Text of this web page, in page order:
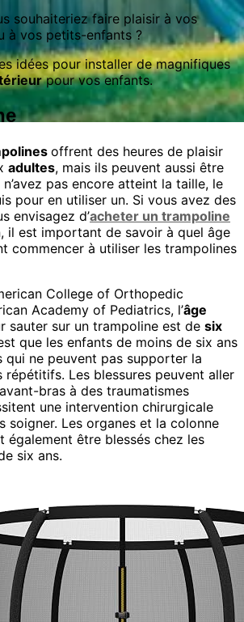
souhaiteriez faire plaisir à vos
à vos petits-enfants ?
idées pour installer de magnifiques
pour vos enfants.
offrent des heures de plaisir
adultes, mais ils peuvent aussi être
pas encore atteint la taille, le
pour en utiliser un. Si vous avez des
envisagez d’acheter un trampoline
il est important de savoir à quel âge
commencer à utiliser les trampolines
College of Orthopedic
Academy of Pediatrics, l’âge
sauter sur un trampoline est de six
que les enfants de moins de six ans
qui ne peuvent pas supporter la
répétitifs. Les blessures peuvent aller
bras à des traumatismes
une intervention chirurgicale
soigner. Les organes et la colonne
également être blessés chez les
six ans.